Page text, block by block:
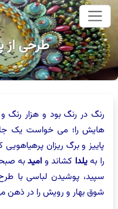
اصلی
طرحی از
رنگ در رنگ بود و هزار رنگ
هایش را؛ می خواست یک جا
پاییز و برگ ریزان
را بهیلدا کشاند و امیدبه
سپید، پوشیدن لباسی با
شوق بهار و رویش را در ذهن